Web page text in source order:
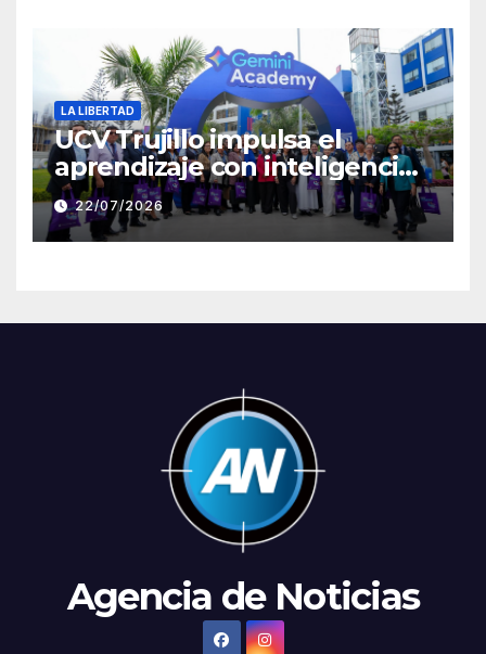
LA LIBERTAD
UCV Trujillo impulsa el
aprendizaje con inteligencia
artificial a través de Google
Gemini
22/07/2026
Agencia de Noticias